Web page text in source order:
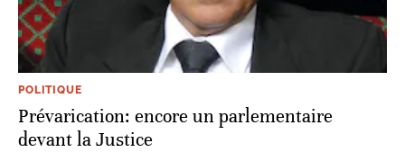
POLITIQUE
Prévarication: encore un parlementaire
devant la Justice